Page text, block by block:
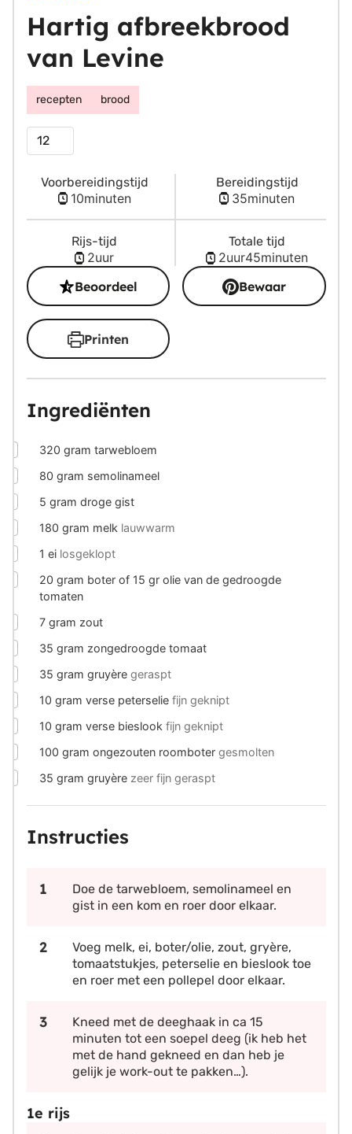
Hartig afbreekbrood
van Levine
recepten brood
Porties
Voorbereidingstijd
10minuten
minuten
Bereidingstijd
35minuten
minuten
Rijs-tijd
2uur
uur
Totale tijd
2uur
uur45minuten
minuten
Beoordeel
Bewaar
Printen
Ingrediënten
320 gram tarwebloem
80 gram semolinameel
5 gram droge gist
180 gram melk lauwwarm
1 ei losgeklopt
20 gram boter of 15 gr olie van de gedroogde
tomaten
7 gram zout
35 gram zongedroogde tomaat
35 gram gruyère geraspt
10 gram verse peterselie fijn geknipt
10 gram verse bieslook fijn geknipt
100 gram ongezouten roomboter gesmolten
35 gram gruyère zeer fijn geraspt
Instructies
Doe de tarwebloem, semolinameel en
gist in een kom en roer door elkaar.
Voeg melk, ei, boter/olie, zout, gryère,
tomaatstukjes, peterselie en bieslook toe
en roer met een pollepel door elkaar.
Kneed met de deeghaak in ca 15
minuten tot een soepel deeg (ik heb het
met de hand gekneed en dan heb je
gelijk je work-out te pakken…).
1e rijs